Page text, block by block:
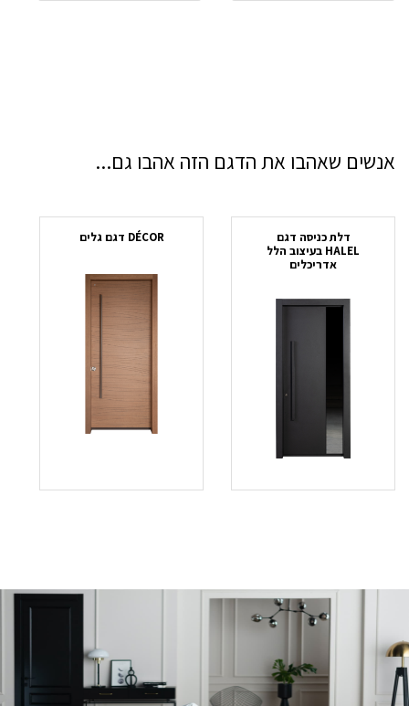
אנשים שאהבו את הדגם הזה אהבו גם...
דלת כניסה דגם
HALEL בעיצוב הלל
אדריכלים
DÉCOR דגם גלים